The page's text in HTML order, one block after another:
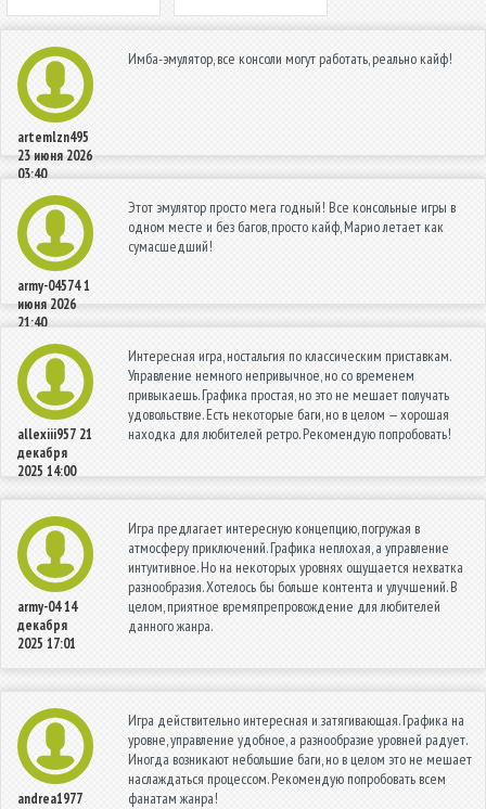
artemlzn495
23 июня 2026
03:40
Имба-эмулятор, все консоли могут работать, реально кайф!
army-045741
июня 2026
21:40
Этот эмулятор просто мега годный! Все консольные игры в
одном месте и без багов, просто кайф, Марио летает как
сумасшедший!
allexiii957 21
декабря
2025 14:00
Интересная игра, ностальгия по классическим приставкам.
Управление немного непривычное, но со временем
привыкаешь. Графика простая, но это не мешает получать
удовольствие. Есть некоторые баги, но в целом — хорошая
находка для любителей ретро. Рекомендую попробовать!
army-0414
декабря
2025 17:01
Игра предлагает интересную концепцию, погружая в
атмосферу приключений. Графика неплохая, а управление
интуитивное. Но на некоторых уровнях ощущается нехватка
разнообразия. Хотелось бы больше контента и улучшений. В
целом, приятное времяпрепровождение для любителей
данного жанра.
andrea1977
Игра действительно интересная и затягивающая. Графика на
уровне, управление удобное, а разнообразие уровней радует.
Иногда возникают небольшие баги, но в целом это не мешает
наслаждаться процессом. Рекомендую попробовать всем
фанатам жанра!